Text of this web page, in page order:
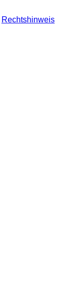
Rechtshinweis